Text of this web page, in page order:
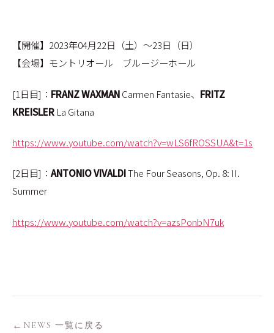
【開催】2023年04月22日（土）〜23日（日）
【会場】モントリオール ブルージーホール
[1日目]： FRANZ WAXMANCarmen Fantasie、 FRITZ
KREISLER La Gitana
https://www.youtube.com/watch?v=wLS6fROSSUA&t=1s
[2日目]： ANTONIO VIVALDIThe Four Seasons, Op. 8: II.
Summer
https://www.youtube.com/watch?v=azsPonbN7uk
NEWS 一覧に戻る